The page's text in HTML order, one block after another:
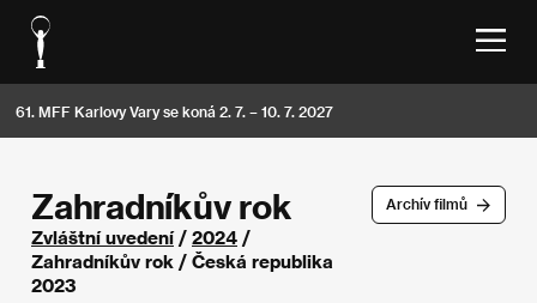
61. MFF Karlovy Vary se koná 2. 7. – 10. 7. 2027
Archív filmů
Zahradníkův rok
Zvláštní uvedení/ 2024 /
Zahradníkův rok / Česká republika
2023